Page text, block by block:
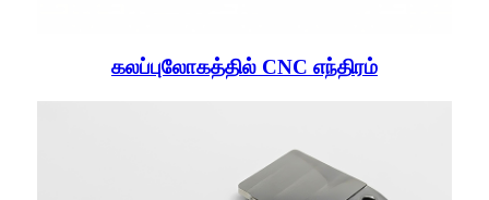
கலப்புலோகத்தில் CNC எந்திரம்